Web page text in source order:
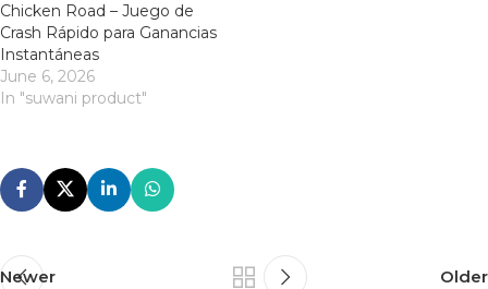
Chicken Road – Juego de
Crash Rápido para Ganancias
Instantáneas
June 6, 2026
In "suwani product"
Newer Older